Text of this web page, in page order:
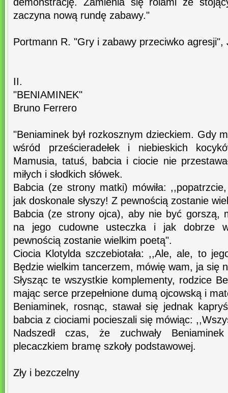
zaczyna nową rundę zabawy."
Portmann R. "Gry i zabawy przeciwko agresji",
II.
"BENIAMINEK"
Bruno Ferrero
"Beniaminek był rozkosznym dzieckiem. Gdy
wśród prześcieradełek i niebieskich
Mamusia, tatuś, babcia i ciocie nie
miłych i słodkich słówek.
Babcia (ze strony matki) mówiła:
jak doskonale słyszy! Z pewnością zostanie
Babcia (ze strony ojca), aby nie być gorszą,
na jego cudowne usteczka i jak dobrze
pewnością zostanie wielkim poetą".
Ciocia Klotylda szczebiotała: ,,Ale, ale, to
Będzie wielkim tancerzem, mówię wam, ja się
Słysząc te wszystkie komplementy, rodzice
mając serce przepełnione dumą ojcowską i
Beniaminek, rosnąc, stawał się jednak
babcia z ciociami pocieszali się mówiąc:
Nadszedł czas, że zuchwały
plecaczkiem bramę szkoły podstawowej.
Zły i bezczelny